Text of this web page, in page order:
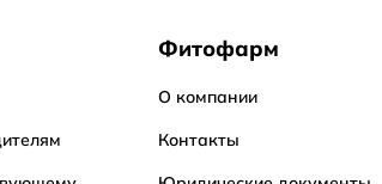
Фитофарм
О компании
Контакты